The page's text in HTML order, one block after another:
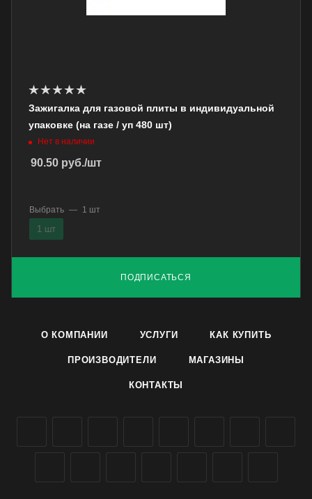
Зажигалка для газовой плиты в индивидуальной
упаковке (на газе / уп 480 шт)
Нет в наличии
90.50 руб./шт
ПОДПИСАТЬСЯ
Выбрать — 1 шт
1 шт
О КОМПАНИИ УСЛУГИ КАК КУПИТЬ
ПРОИЗВОДИТЕЛИ МАГАЗИНЫ
КОНТАКТЫ